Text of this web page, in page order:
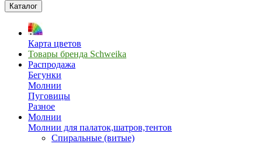
Каталог
Карта цветов
Товары бренда Schweika
Распродажа
Бегунки
Молнии
Пуговицы
Разное
Молнии
Молнии для палаток,шатров,тентов
Спиральные (витые)